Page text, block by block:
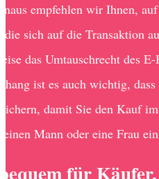
empfehlen wir Ihnen,
die sich auf die Transaktion
das Umtauschrecht des
ist es auch wichtig,
damit Sie den Kauf
Mann oder eine Frau
für